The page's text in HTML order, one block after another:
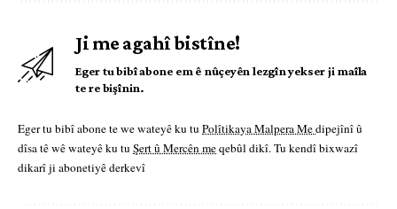
Ji me agahî bistîne!
Eger tu bibî abone em ê nûçeyên lezgîn yekser ji maîla
te re bişînin.
Eger tu bibî abone te we wateyê ku tu Polîtikaya Malpera Medipejînî û
dîsa tê wê wateyê ku tu Şert û Mercên meqebûl dikî. Tu kendî bixwazî
dikarî ji abonetiyê derkevî